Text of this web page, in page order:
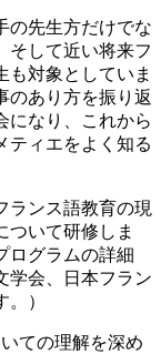
の先生方だけでな
そして近い将来フ
も対象としていま
のあり方を振り返
になり、これから
ティエをよく知る
ランス語教育の現
ついて研修しま
ログラムの詳細
学会、日本フラン
）
ての理解を深め